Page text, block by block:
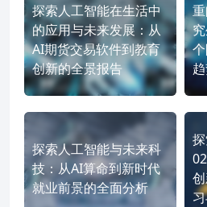
探索人工智能在生活中
的应用与未来发展：从
AI期货交易软件到教育
创新的全景报告
探索人工智能与未来科
技：从AI算命到新时代
就业前景的全面分析